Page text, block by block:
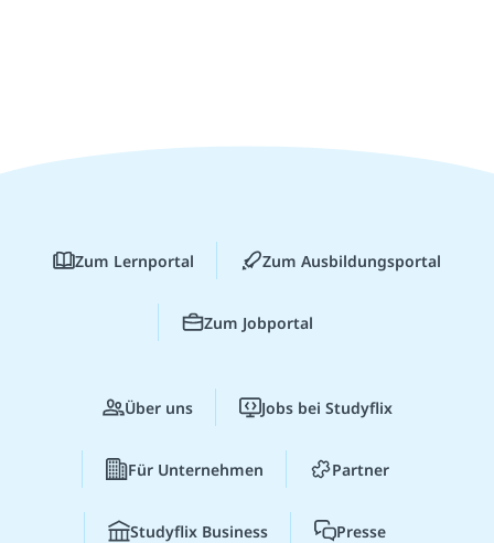
Zum Lernportal Zum Ausbildungsportal
Zum Jobportal
Über uns Jobs bei Studyflix
Für Unternehmen Partner
Studyflix Business Presse